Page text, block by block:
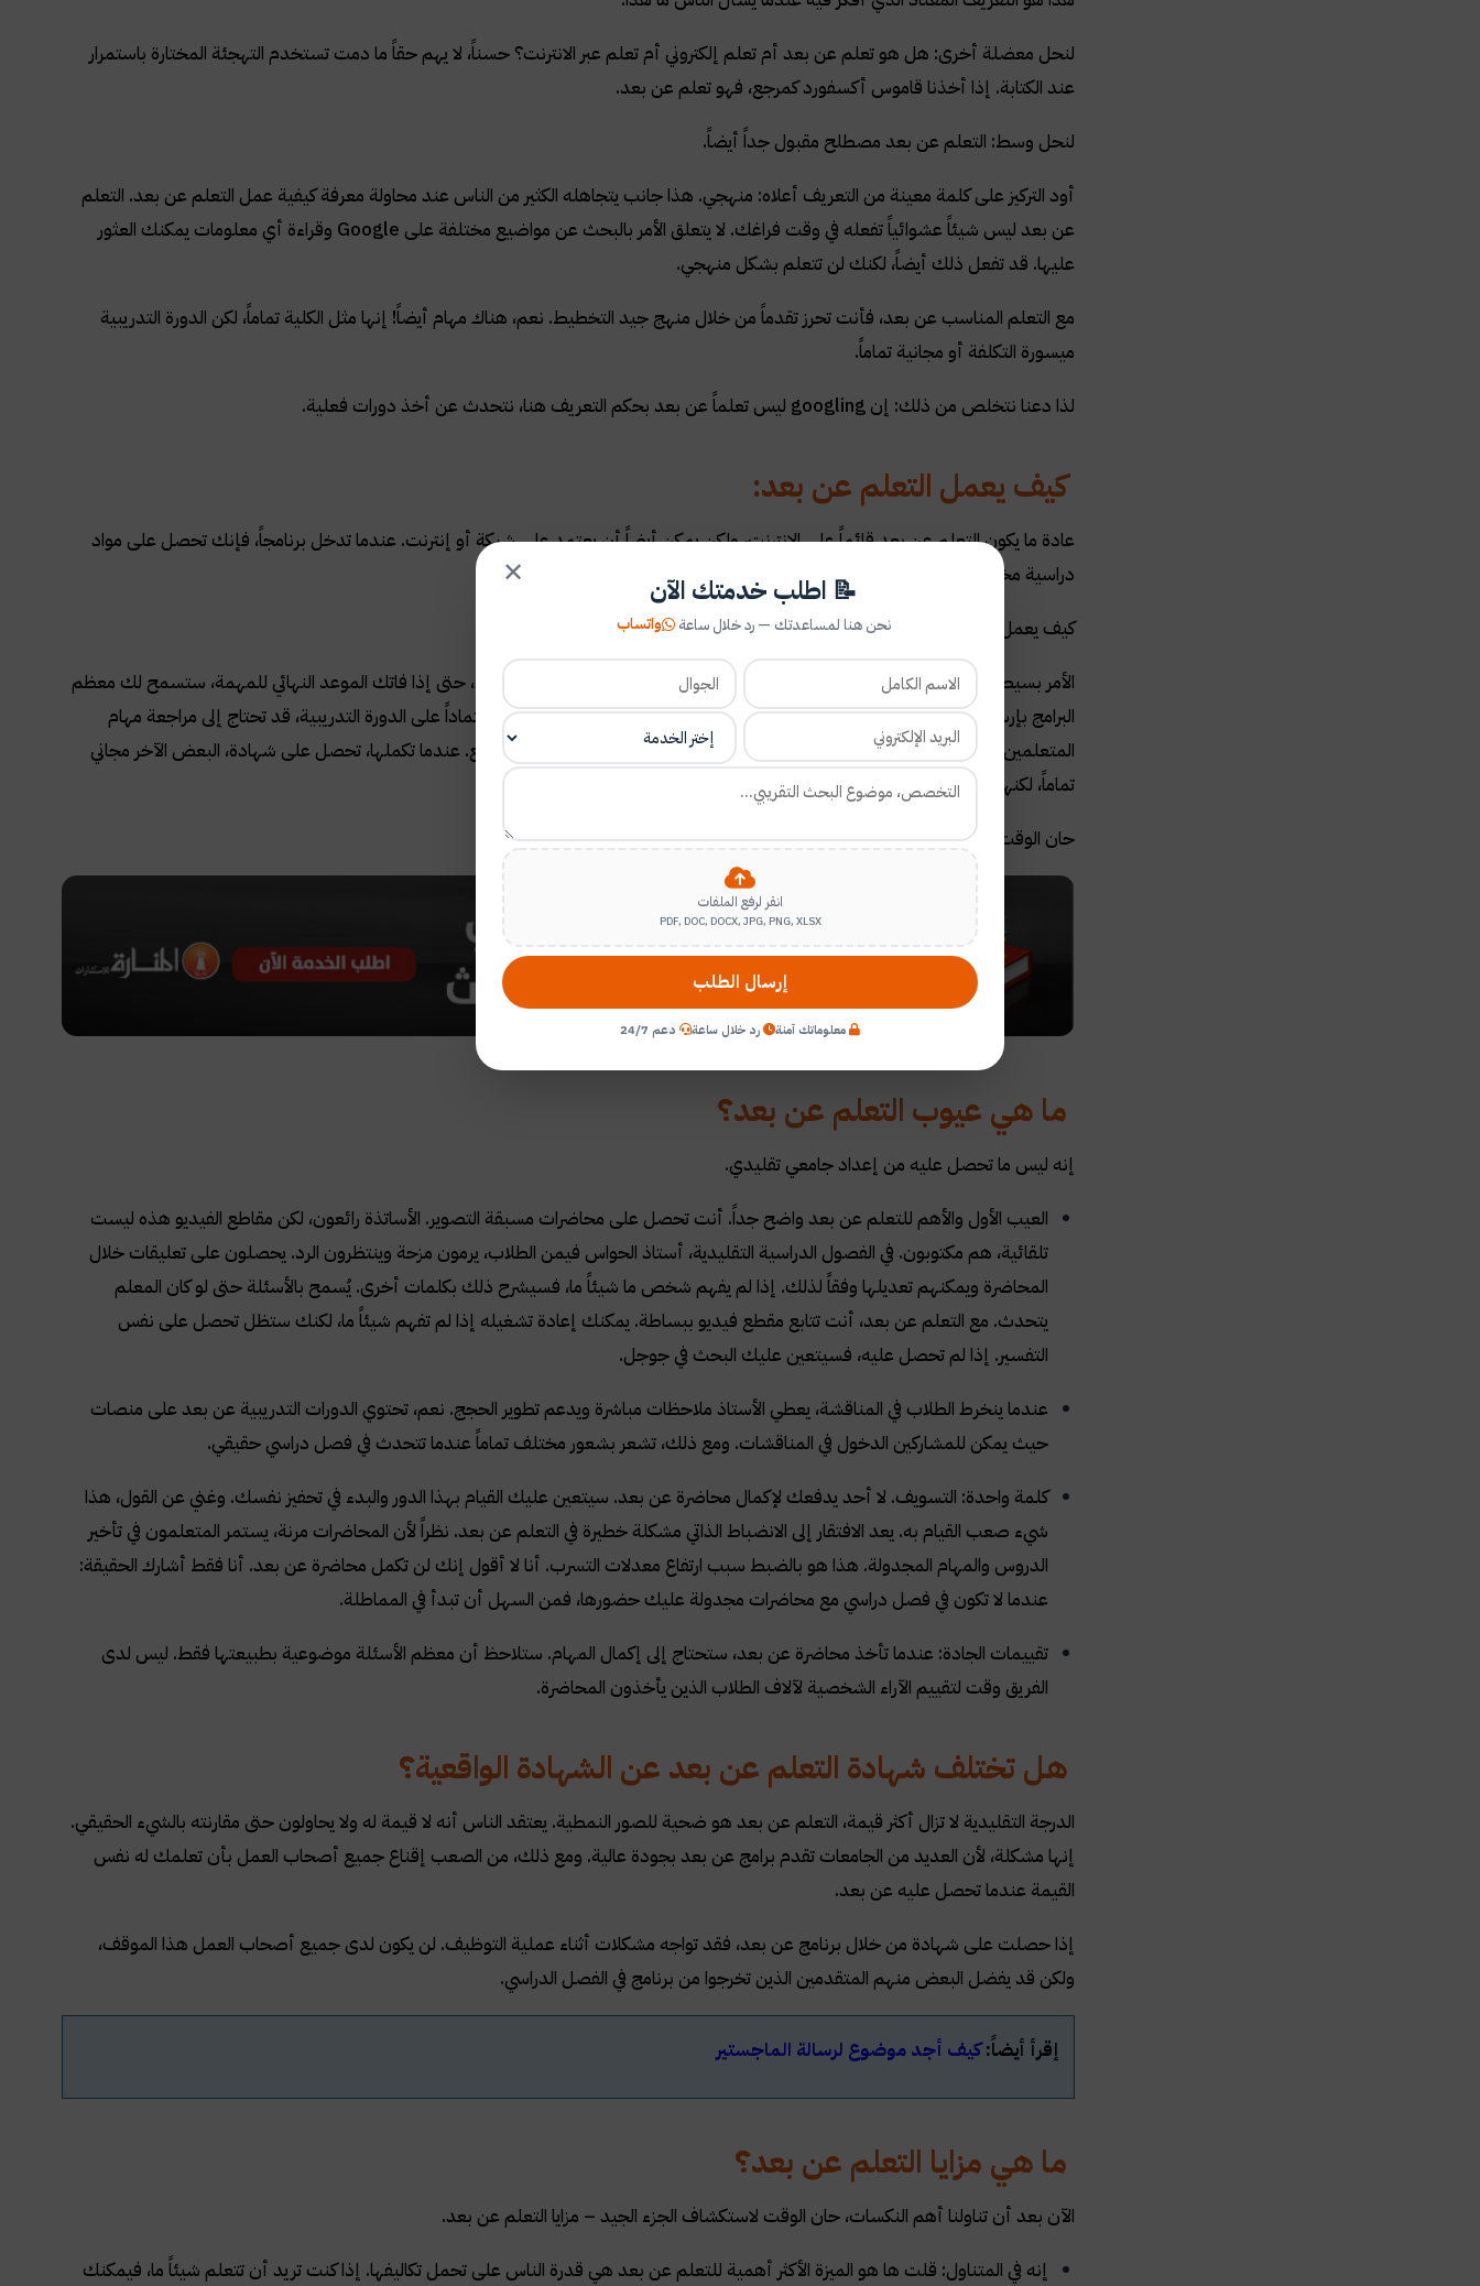
لنحل معضلة أخرى: هل هو تعلم عن بعد أم تعلم إلكتروني أم تعلم عبر الانترنت؟ حسناً، لا يهم حقاً ما دمت تستخدم التهجئة المختارة باستمرار
عند الكتابة. إذا أخذنا قاموس أكسفورد كمرجع، فهو تعلم عن بعد.
لنحل وسط: التعلم عن بعد مصطلح مقبول جداً أيضاً.
أود التركيز على كلمة معينة من التعريف أعلاه: منهجي. هذا جانب يتجاهله الكثير من الناس عند محاولة معرفة كيفية عمل التعلم عن بعد. التعلم
عن بعد ليس شيئاً عشوائياً تفعله في وقت فراغك. لا يتعلق الأمر بالبحث عن مواضيع مختلفة على Google وقراءة أي معلومات يمكنك العثور
عليها. قد تفعل ذلك أيضاً، لكنك لن تتعلم بشكل منهجي.
مع التعلم المناسب عن بعد، فأنت تحرز تقدماً من خلال منهج جيد التخطيط. نعم، هناك مهام أيضاً! إنها مثل الكلية تماماً، لكن الدورة التدريبية
ميسورة التكلفة أو مجانية تماماً.
لذا دعنا نتخلص من ذلك: إن googling ليس تعلماً عن بعد بحكم التعريف هنا، نتحدث عن أخذ دورات فعلية.
كيف يعمل التعلم عن بعد:
عادة ما يكون التعلم عن بعد قائماً على الإنترنت، ولكن يمكن أيضاً أن يعتمد على شبكة أو إنترنت. عندما تدخل برنامجاً، فإنك تحصل على مواد
دراسية مختلفة كثيراً عن الكتب الدراسية التقليدية التي اعتدنا الحصول عليها في الجامعة.
كيف يعمل؟
الأمر بسيط: تختار الدورة التي تعجبك، وتشترك وتبدأ في اتباع المنهج. التعلم عن بعد مرن، حتى إذا فاتك الموعد النهائي للمهمة، ستسمح لك معظم
البرامج بإرسالها لاحقاً. يُعد التقييم المستند إلى الزملاء عنصراً مهماً في معظم الدورات. اعتماداً على الدورة التدريبية، قد تحتاج إلى مراجعة مهام
المتعلمين الآخرين، وسوف يقدمون ملاحظاتك عن مهامك. بعض الدورات تتطلب الدفع. عندما تكملها، تحصل على شهادة، البعض الآخر مجاني
تماماً، لكنهم ما زالوا يقدمون تعلماً عالي الجودة.
حان الوقت الآن للوصول إلى النقطة الرئيسية: استكشاف مزايا وعيوبالتعلم عن بعد
ما هي عيوب التعلم عن بعد؟
إنه ليس ما تحصل عليه من إعداد جامعي تقليدي.
العيب الأول والأهم للتعلم عن بعد واضح جداً. أنت تحصل على محاضرات مسبقة التصوير. الأساتذة رائعون، لكن مقاطع الفيديو هذه ليست
تلقائية، هم مكتوبون. في الفصول الدراسية التقليدية، أستاذ الحواس فيمن الطلاب، يرمون مزحة وينتظرون الرد. يحصلون على تعليقات خلال
المحاضرة ويمكنهم تعديلها وفقاً لذلك. إذا لم يفهم شخص ما شيئاً ما، فسيشرح ذلك بكلمات أخرى. يُسمح بالأسئلة حتى لو كان المعلم
يتحدث. مع التعلم عن بعد، أنت تتابع مقطع فيديو ببساطة. يمكنك إعادة تشغيله إذا لم تفهم شيئاً ما، لكنك ستظل تحصل على نفس
التفسير. إذا لم تحصل عليه، فسيتعين عليك البحث في جوجل.
عندما ينخرط الطلاب في المناقشة، يعطي الأستاذ ملاحظات مباشرة ويدعم تطوير الحجج. نعم، تحتوي الدورات التدريبية عن بعد على منصات
حيث يمكن للمشاركين الدخول في المناقشات. ومع ذلك، تشعر بشعور مختلف تماماً عندما تتحدث في فصل دراسي حقيقي.
كلمة واحدة: التسويف. لا أحد يدفعك لإكمال محاضرة عن بعد. سيتعين عليك القيام بهذا الدور والبدء في تحفيز نفسك. وغني عن القول، هذا
شيء صعب القيام به. يعد الافتقار إلى الانضباط الذاتي مشكلة خطيرة في التعلم عن بعد. نظراً لأن المحاضرات مرنة، يستمر المتعلمون في تأخير
الدروس والمهام المجدولة. هذا هو بالضبط سبب ارتفاع معدلات التسرب. أنا لا أقول إنك لن تكمل محاضرة عن بعد. أنا فقط أشارك الحقيقة:
عندما لا تكون في فصل دراسي مع محاضرات مجدولة عليك حضورها، فمن السهل أن تبدأ في المماطلة.
تقييمات الجادة: عندما تأخذ محاضرة عن بعد، ستحتاج إلى إكمال المهام. ستلاحظ أن معظم الأسئلة موضوعية بطبيعتها فقط. ليس لدى
الفريق وقت لتقييم الآراء الشخصية لآلاف الطلاب الذين يأخذون المحاضرة.
هل تختلف شهادة التعلم عن بعد عن الشهادة الواقعية؟
الدرجة التقليدية لا تزال أكثر قيمة، التعلم عن بعد هو ضحية للصور النمطية. يعتقد الناس أنه لا قيمة له ولا يحاولون حتى مقارنته بالشيء الحقيقي.
إنها مشكلة، لأن العديد من الجامعات تقدم برامج عن بعد بجودة عالية. ومع ذلك، من الصعب إقناع جميع أصحاب العمل بأن تعلمك له نفس
القيمة عندما تحصل عليه عن بعد.
إذا حصلت على شهادة من خلال برنامج عن بعد، فقد تواجه مشكلات أثناء عملية التوظيف. لن يكون لدى جميع أصحاب العمل هذا الموقف،
ولكن قد يفضل البعض منهم المتقدمين الذين تخرجوا من برنامج في الفصل الدراسي.
إقرأ أيضاً: كيف أجد موضوع لرسالة الماجستير
ما هي مزايا التعلم عن بعد؟
الآن بعد أن تناولنا أهم النكسات، حان الوقت لاستكشاف الجزء الجيد – مزايا التعلم عن بعد.
إنه في المتناول: قلت ها هو الميزة الأكثر أهمية للتعلم عن بعد هي قدرة الناس على تحمل تكاليفها. إذا كنت تريد أن تتعلم شيئاً ما، فيمكنك
✕
📝 اطلب خدمتك الآن
نحن هنا لمساعدتك — رد خلال ساعة واتساب
انقر لرفع الملفات
PDF, DOC, DOCX, JPG, PNG, XLSX
إرسال الطلب
معلوماتك آمنة رد خلال ساعة دعم 24/7